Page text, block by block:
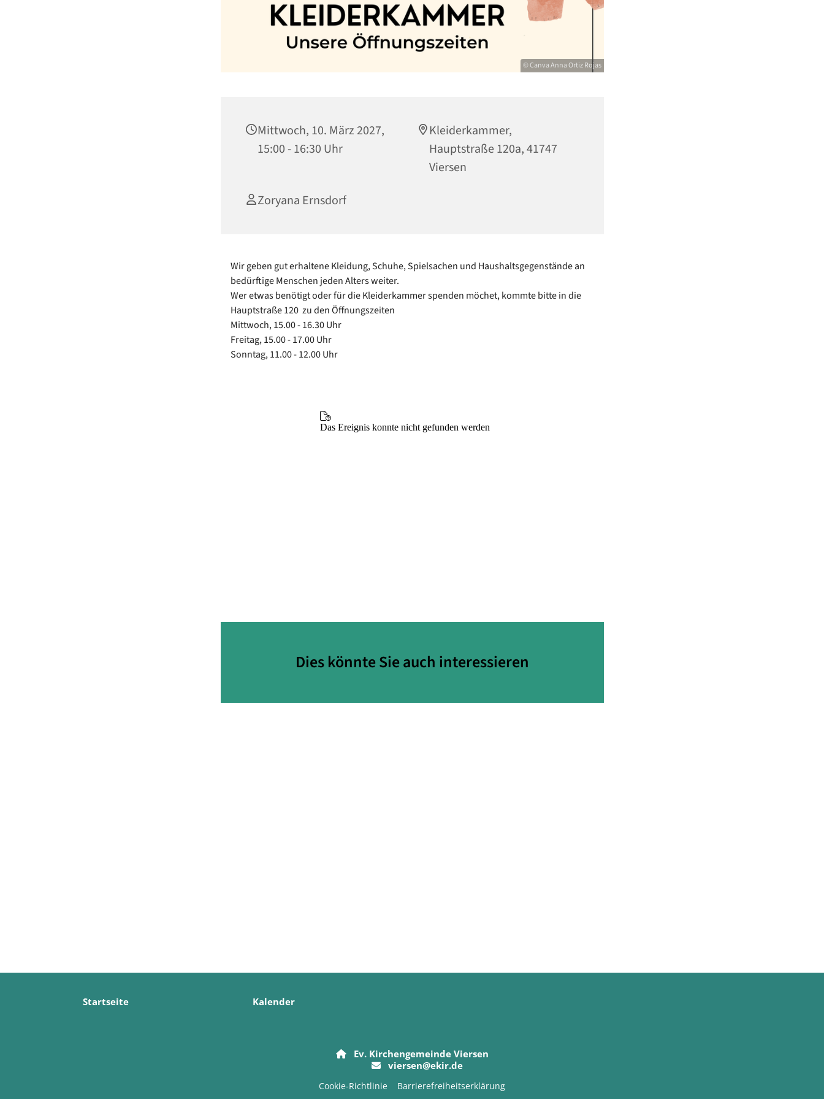
© Canva Anna Ortiz Rojas
Mittwoch, 10. März 2027,
15:00 - 16:30 Uhr
Kleiderkammer,
Hauptstraße 120a, 41747
Viersen
Zoryana Ernsdorf
Wir geben gut erhaltene Kleidung, Schuhe, Spielsachen und Haushaltsgegenstände an
bedürftige Menschen jeden Alters weiter.
Wer etwas benötigt oder für die Kleiderkammer spenden möchet, kommte bitte in die
Hauptstraße 120 zu den Öffnungszeiten
Mittwoch, 15.00 - 16.30 Uhr
Freitag, 15.00 - 17.00 Uhr
Sonntag, 11.00 - 12.00 Uhr
Dies könnte Sie auch interessieren
Startseite Kalender
Ev. Kirchengemeinde Viersen
viersen@ekir.de
Cookie-Richtlinie Barrierefreiheitserklärung